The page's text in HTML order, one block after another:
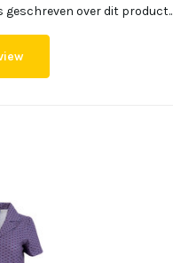
geschreven over dit product..